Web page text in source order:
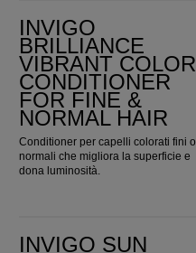
INVIGO
BRILLIANCE
VIBRANT COLOR
CONDITIONER
FOR FINE &
NORMAL HAIR
Conditioner per capelli colorati fini o
normali che migliora la superficie e
dona luminosità.
INVIGO SUN